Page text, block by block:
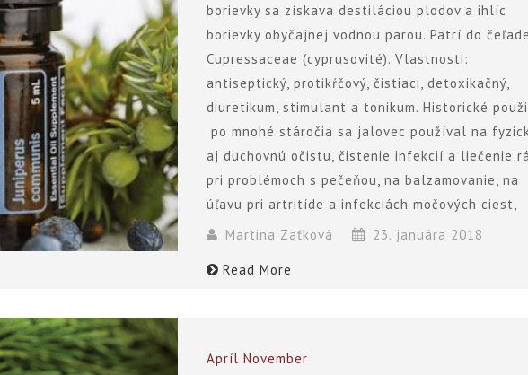
borievky sa získava destiláciou plodov a ihlíc
borievky obyčajnej vodnou parou. Patrí do čeľade
Cupressaceae (cyprusovité). Vlastnosti:
antiseptický, protikŕčový, čistiaci, detoxikačný,
diuretikum, stimulant a tonikum. Historické
po mnohé stáročia sa jalovec používal na
aj duchovnú očistu, čistenie infekcií a liečenie
pri problémoch s pečeňou, na balzamovanie, na
úľavu pri artritíde a infekciách močových ciest,
Martina Zaťková
23. januára 2018
Read More
Apríl November